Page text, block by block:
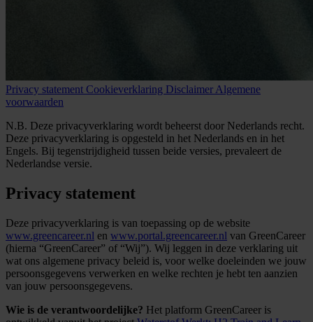
Privacy statement Cookieverklaring Disclaimer Algemene
voorwaarden
N.B. Deze privacyverklaring wordt beheerst door Nederlands recht.
Deze privacyverklaring is opgesteld in het Nederlands en in het
Engels. Bij tegenstrijdigheid tussen beide versies, prevaleert de
Nederlandse versie.
Privacy statement
Deze privacyverklaring is van toepassing op de website
www.greencareer.nl en www.portal.greencareer.nl van GreenCareer
(hierna “GreenCareer” of “Wij”). Wij leggen in deze verklaring uit
wat ons algemene privacy beleid is, voor welke doeleinden we jouw
persoonsgegevens verwerken en welke rechten je hebt ten aanzien
van jouw persoonsgegevens.
Wie is de verantwoordelijke? Het platform GreenCareer is